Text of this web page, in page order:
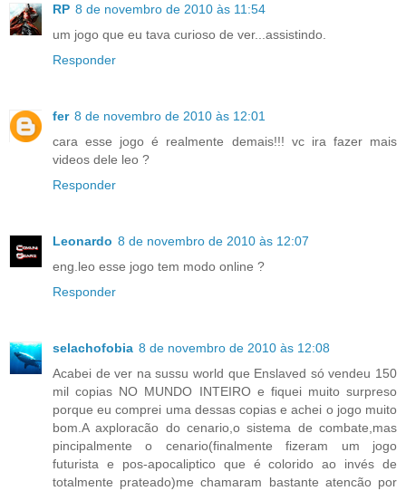
RP 8 de novembro de 2010 às 11:54
um jogo que eu tava curioso de ver...assistindo.
Responder
fer 8 de novembro de 2010 às 12:01
cara esse jogo é realmente demais!!! vc ira fazer mais
videos dele leo ?
Responder
Leonardo 8 de novembro de 2010 às 12:07
eng.leo esse jogo tem modo online ?
Responder
selachofobia 8 de novembro de 2010 às 12:08
Acabei de ver na sussu world que Enslaved só vendeu 150
mil copias NO MUNDO INTEIRO e fiquei muito surpreso
porque eu comprei uma dessas copias e achei o jogo muito
bom.A axploracão do cenario,o sistema de combate,mas
pincipalmente o cenario(finalmente fizeram um jogo
futurista e pos-apocaliptico que é colorido ao invés de
totalmente prateado)me chamaram bastante atencão por